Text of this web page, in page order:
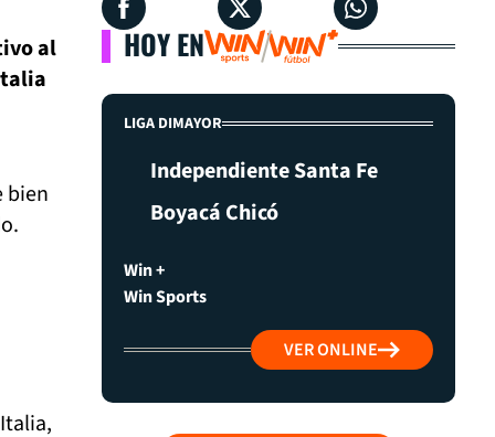
al
bien
HOY EN
LIGA DIMAYOR
Independiente Santa Fe
Boyacá Chicó
Win +
Win Sports
VER ONLINE